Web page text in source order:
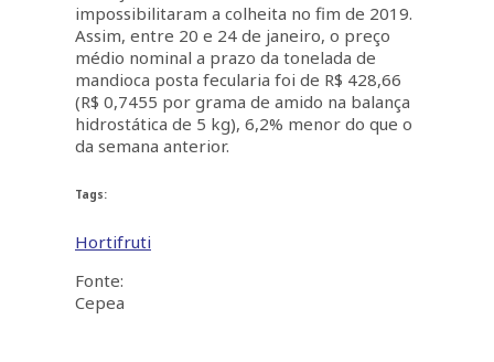
impossibilitaram a colheita no fim de 2019.
Assim, entre 20 e 24 de janeiro, o preço
médio nominal a prazo da tonelada de
mandioca posta fecularia foi de R$ 428,66
(R$ 0,7455 por grama de amido na balança
hidrostática de 5 kg), 6,2% menor do que o
da semana anterior.
Tags:
Hortifruti
Fonte:
Cepea